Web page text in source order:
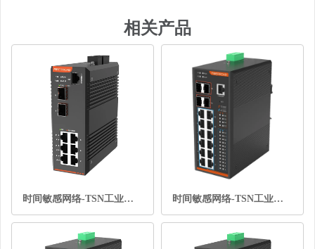
相关产品
时间敏感网络-TSN工业以太网交换机-2光6电全千兆 时间敏感网络-TSN工业以太网交换机-4光12电